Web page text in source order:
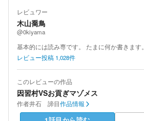
レビュワー
木山喬鳥
@0kiyama
基本的には読み専です。 たまに何か書きます。
レビュー投稿 1,028件
このレビューの作品
因習村VSお貢ぎマゾメス
作者井石 諦目作品情報